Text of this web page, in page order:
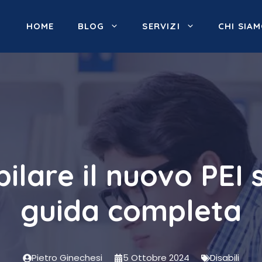
HOME BLOG SERVIZI CHI
il nuovo PEI
guida completa
Pietro Ginechesi 5 Ottobre 2024 Disabili